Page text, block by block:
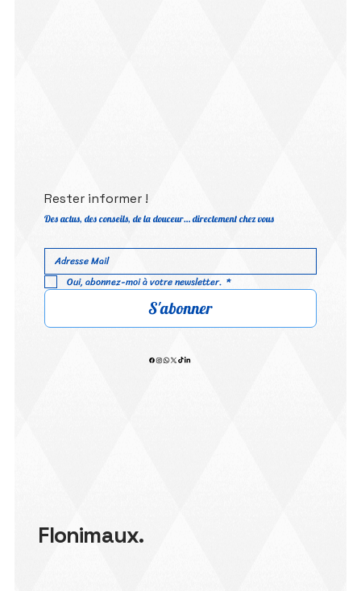
Rester informer !
Des actus, des conseils, de la douceur… directement chez vous
Oui, abonnez-moi à votre newsletter. *
S'abonner
Flonimaux.